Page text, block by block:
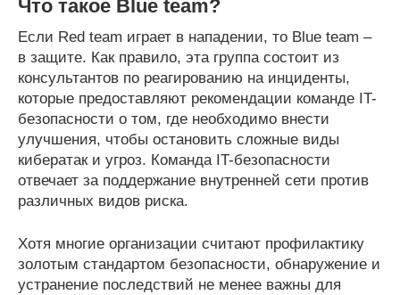
Что такое Blue team?
Если Red team играет в нападении, то Blue team –
в защите. Как правило, эта группа состоит из
консультантов по реагированию на инциденты,
которые предоставляют рекомендации команде IT-
безопасности о том, где необходимо внести
улучшения, чтобы остановить сложные виды
кибератак и угроз. Команда IT-безопасности
отвечает за поддержание внутренней сети против
различных видов риска.
Хотя многие организации считают профилактику
золотым стандартом безопасности, обнаружение и
устранение последствий не менее важны для